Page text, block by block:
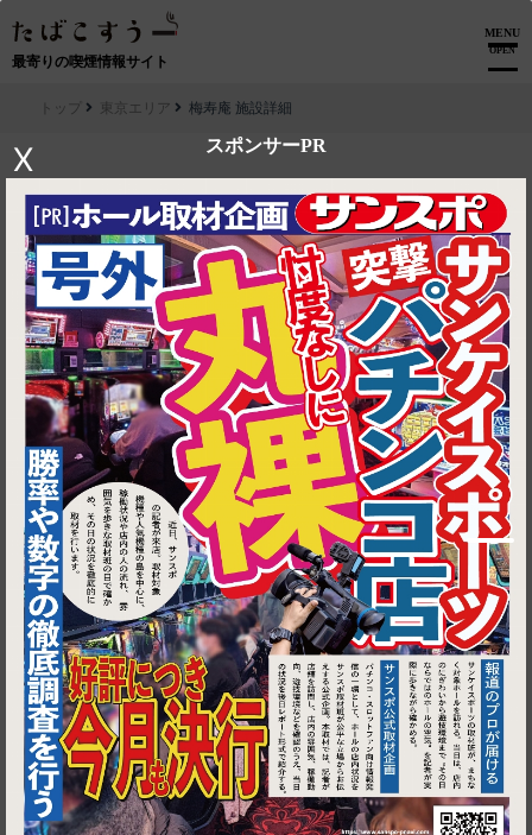
最寄りの喫煙情報サイト
MENU
OPEN
スポンサーPR
X
1
トップ 東京エリア 梅寿庵 施設詳細
▶ ルートを見る
東京エリア│梅寿庵
東京都青梅市河辺町10-8-1 河辺タウンビル 5F 河辺温泉梅の湯
施設名 梅寿庵